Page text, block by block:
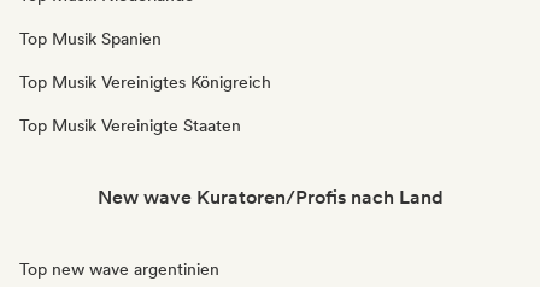
Top Musik Spanien
Top Musik Vereinigtes Königreich
Top Musik Vereinigte Staaten
New wave Kuratoren/Profis nach Land
Top new wave argentinien